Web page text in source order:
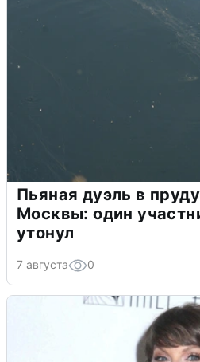
Пьяная дуэль в
Москвы: один
утонул
7 августа 0